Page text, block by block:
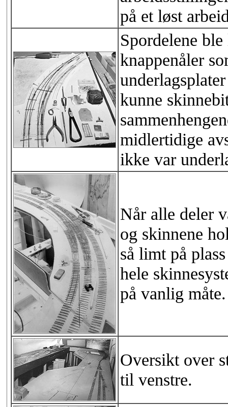
på et løst
Spordelene
knappenåler
kunne
midlertidige
ikke var
Når alle deler
og skinnene
så limt på
hele
på vanlig måte.
Oversikt over
til venstre.